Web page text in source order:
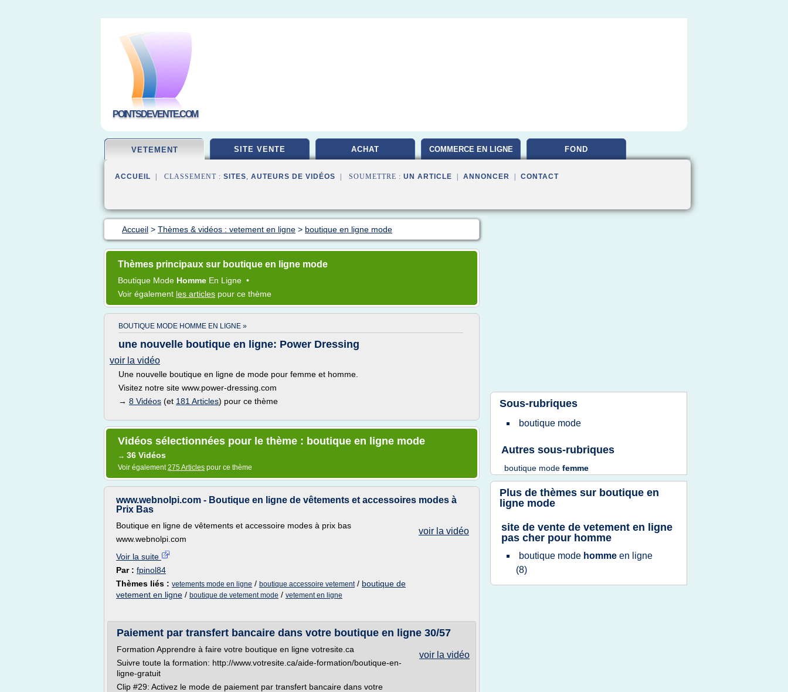
POINTSDEVENTE.COM
VETEMENT SITE VENTE ACHAT COMMERCE EN LIGNE FOND
ACCUEIL | CLASSEMENT : SITES, AUTEURS DE VIDÉOS | SOUMETTRE : UN ARTICLE ANNONCER CONTACT
Accueil > Thèmes & vidéos : vetement en ligne > boutique en ligne mode
Thèmes principaux sur boutique en ligne mode
Boutique Mode Homme En Ligne •
Voir également les articles pour ce thème
BOUTIQUE MODE HOMME EN LIGNE »
une nouvelle boutique en ligne: Power Dressing
voir la vidéo
Une nouvelle boutique en ligne de mode pour femme et homme.
Visitez notre site www.power-dressing.com
→ 8 Vidéos (et 181 Articles) pour ce thème
Vidéos sélectionnées pour le thème : boutique en ligne mode
→ 36 Vidéos
Voir également275 Articles pour ce thème
www.webnolpi.com - Boutique en ligne de vêtements et accessoires modes à
Prix Bas
voir la vidéo
Boutique en ligne de vêtements et accessoire modes à prix bas
www.webnolpi.com
Voir la suite
Par : fpinol84
Thèmes liés : vetements mode en ligne / boutique accessoire vetement/ boutique de
vetement en ligne / boutique de vetement mode / vetement en ligne
Paiement par transfert bancaire dans votre boutique en ligne 30/57
voir la vidéo
Formation Apprendre à faire votre boutique en ligne votresite.ca
Suivre toute la formation: http://www.votresite.ca/aide-formation/boutique-en-
ligne-gratuit
Clip #29: Activez le mode de paiement par transfert bancaire dans votre
Sous-rubriques
boutique mode
Autres sous-rubriques
boutique mode femme
Plus de thèmes sur boutique en
ligne mode
site de vente de vetement en ligne
pas cher pour homme
boutique mode homme en ligne
(8)